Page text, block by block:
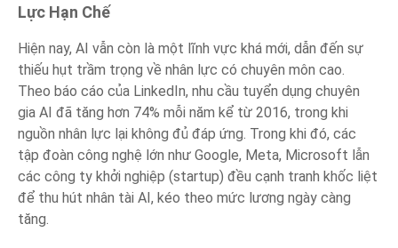
Lực Hạn Chế
Hiện nay, AI vẫn còn là một lĩnh vực khá mới, dẫn đến sự
thiếu hụt trầm trọng về nhân lực có chuyên môn cao.
Theo báo cáo của LinkedIn, nhu cầu tuyển dụng chuyên
gia AI đã tăng hơn 74% mỗi năm kể từ 2016, trong khi
nguồn nhân lực lại không đủ đáp ứng. Trong khi đó, các
tập đoàn công nghệ lớn như Google, Meta, Microsoft lẫn
các công ty khởi nghiệp (startup) đều cạnh tranh khốc liệt
để thu hút nhân tài AI, kéo theo mức lương ngày càng
tăng.